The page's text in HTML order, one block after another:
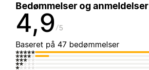
Bedømmelser og anmeldelser
4,9 5
Baseret på 47 bedømmelser